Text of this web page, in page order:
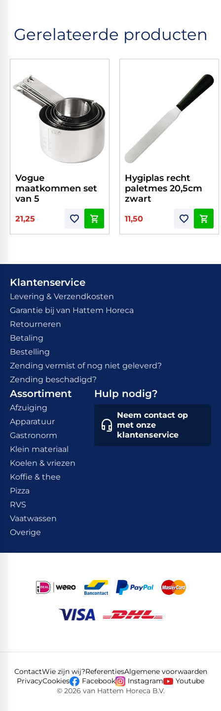
Gerelateerde producten
Vogue
maatkommen set
van 5
21,25
Hygiplas recht
paletmes 20,5cm
zwart
11,50
Klantenservice
Levering & Verzendkosten
Garantie bij van Hattem Horeca
Retourneren
Betaling
Bestelling
Zending vermist of nog niet geleverd?
Zending beschadigd?
Assortiment
Afzuiging
Apparatuur
Gastronorm
Klein materiaal
Koelen & vriezen
Koffie & thee
Pizza
RVS
Vaatwassen
Overige
Hulp nodig?
Neem contact op
met onze
klantenservice
ContactWie zijn wij?ReferentiesAlgemene voorwaarden
PrivacyCookies Facebook Instagram
Youtube
© 2026 van Hattem Horeca B.V.